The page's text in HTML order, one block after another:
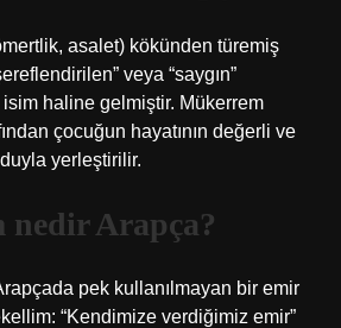
asalet) kökünden türemiş
veya “saygın”
haline gelmiştir. Mükerrem
çocuğun hayatının değerli ve
yerleştirilir.
Arapça?
pek kullanılmayan bir emir
“Kendimize verdiğimiz emir”